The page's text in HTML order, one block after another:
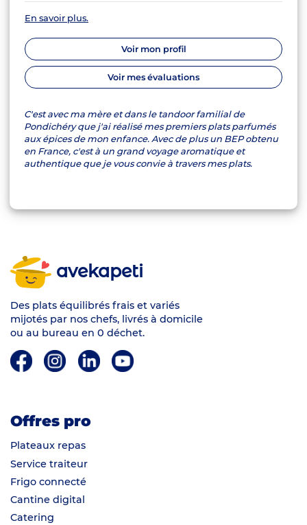
En savoir plus.
Voir mon profil
Voir mes évaluations
C'est avec ma mère et dans le tandoor familial de
Pondichéry que j'ai réalisé mes premiers plats parfumés
aux épices de mon enfance. Avec de plus un BEP obtenu
en France, c'est à un grand voyage aromatique et
authentique que je vous convie à travers mes plats.
avekapeti
Des plats équilibrés frais et variés
mijotés par nos chefs, livrés à domicile
ou au bureau en 0 déchet.
Offres pro
Plateaux repas
Service traiteur
Frigo connecté
Cantine digital
Catering